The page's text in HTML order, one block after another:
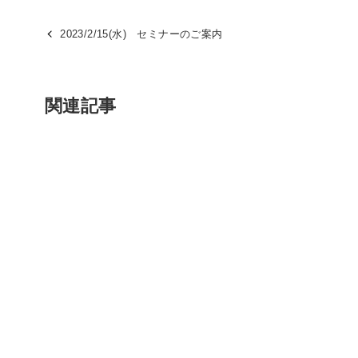
2023/2/15(水) セミナーのご案内
関連記事